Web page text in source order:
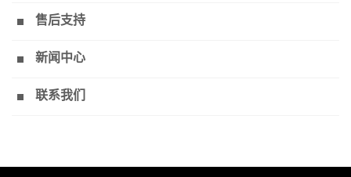
售后支持
新闻中心
联系我们